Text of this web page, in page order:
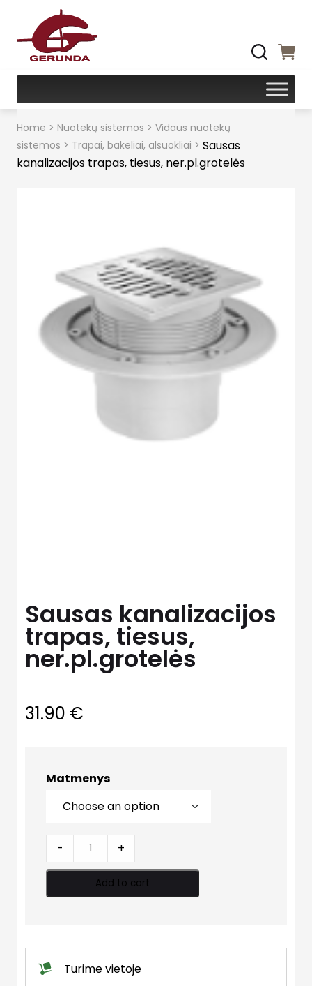
Home > Nuotekų sistemos > Vidaus nuotekų
sistemos > Trapai, bakeliai, alsuokliai > Sausas
kanalizacijos trapas, tiesus, ner.pl.grotelės
Sausas kanalizacijos
trapas, tiesus,
ner.pl.grotelės
31.90 €
Matmenys
kanalizacijos
tiesus,
- +
Add to cart
Turime vietoje